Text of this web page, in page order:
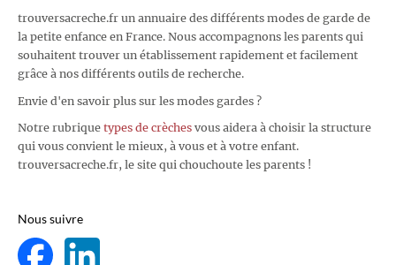
trouversacreche.fr un annuaire des différents modes de garde de
la petite enfance en France. Nous accompagnons les parents qui
souhaitent trouver un établissement rapidement et facilement
grâce à nos différents outils de recherche.
Envie d'en savoir plus sur les modes gardes ?
Notre rubrique types de crèches vous aidera à choisir la structure
qui vous convient le mieux, à vous et à votre enfant.
trouversacreche.fr, le site qui chouchoute les parents !
Nous suivre